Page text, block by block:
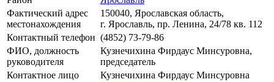
Фактический адрес
местонахождения
150040, Ярославская область,
г. Ярославль, пр. Ленина, 24/78 кв. 112
Контактный телефон (4852) 73-79-86
ФИО, должность
руководителя
Кузнечихина Фирдаус Минсуровна,
председатель
Контактное лицо
Кузнечихина Фирдаус Минсуровна